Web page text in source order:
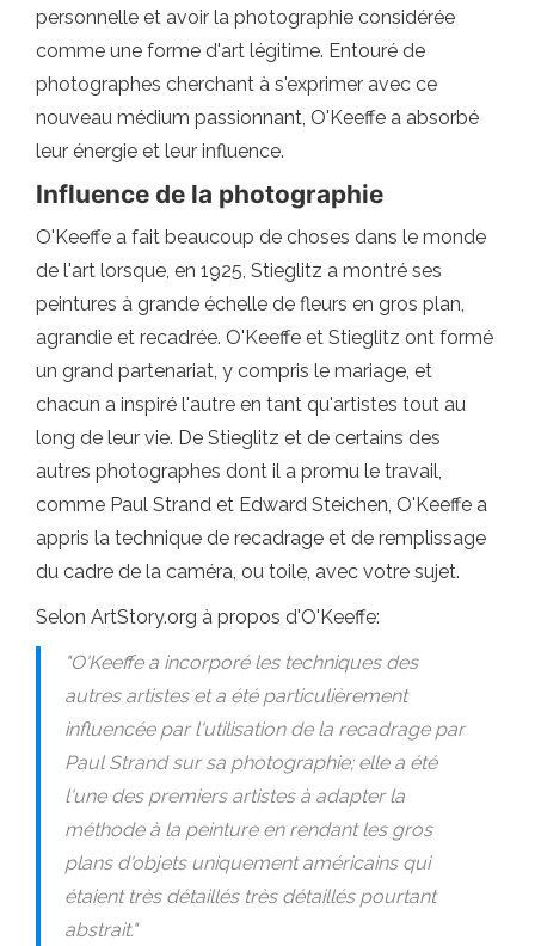
personnelle et avoir la photographie considérée
comme une forme d'art légitime. Entouré de
photographes cherchant à s'exprimer avec ce
nouveau médium passionnant, O'Keeffe a absorbé
leur énergie et leur influence.
Influence de la photographie
O'Keeffe a fait beaucoup de choses dans le monde
de l'art lorsque, en 1925, Stieglitz a montré ses
peintures à grande échelle de fleurs en gros plan,
agrandie et recadrée. O'Keeffe et Stieglitz ont formé
un grand partenariat, y compris le mariage, et
chacun a inspiré l'autre en tant qu'artistes tout au
long de leur vie. De Stieglitz et de certains des
autres photographes dont il a promu le travail,
comme Paul Strand et Edward Steichen, O'Keeffe a
appris la technique de recadrage et de remplissage
du cadre de la caméra, ou toile, avec votre sujet.
Selon ArtStory.org à propos d'O'Keeffe:
"O'Keeffe a incorporé les techniques des
autres artistes et a été particulièrement
influencée par l'utilisation de la recadrage par
Paul Strand sur sa photographie; elle a été
l'une des premiers artistes à adapter la
méthode à la peinture en rendant les gros
plans d'objets uniquement américains qui
étaient très détaillés très détaillés pourtant
abstrait."